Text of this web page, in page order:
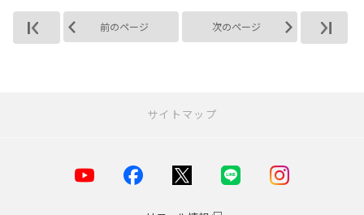
前のページ 次のページ
サイトマップ